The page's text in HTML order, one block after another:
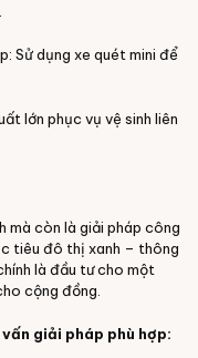
Sử dụng xe quét mini để
lớn phục vụ vệ sinh liên
mà còn là giải pháp công
tiêu đô thị xanh – thông
là đầu tư cho một
cộng đồng.
giải pháp phù hợp: